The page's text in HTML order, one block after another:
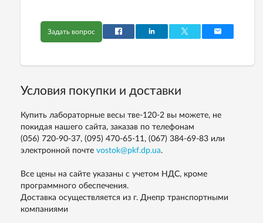
Задать вопрос
Условия покупки и доставки
Купить лабораторные весы тве-120-2 вы можете, не
покидая нашего сайта, заказав по телефонам
(056) 720-90-37, (095) 470-65-11, (067) 384-69-83 или
электронной почте vostok@pkf.dp.ua.
Все цены на сайте указаны с учетом НДС, кроме
программного обеспечения.
Доставка осуществляется из г. Днепр транспортными
компаниями